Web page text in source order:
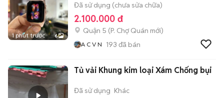
1 phút trước 6
Đã sử dụng (chưa sửa chữa)
2.100.000 đ
Quận 5 (P. Chợ Quán mới)
A C V N 193 đã bán
Tủ vải Khung kim loại Xám Chống bụi
Đã sử dụng Khác